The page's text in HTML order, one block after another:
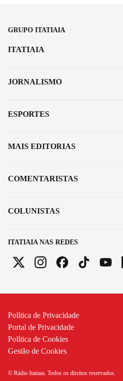
GRUPO ITATIAIA
ITATIAIA NAS REDES
ITATIAIA
JORNALISMO
ESPORTES
MAIS EDITORIAS
COMENTARISTAS
COLUNISTAS
Política de Privacidade
Portal de Privacidade
Política de Cookies
Gestão de Cookies
© Rádio Itatiaia. Todos os direitos reservados.